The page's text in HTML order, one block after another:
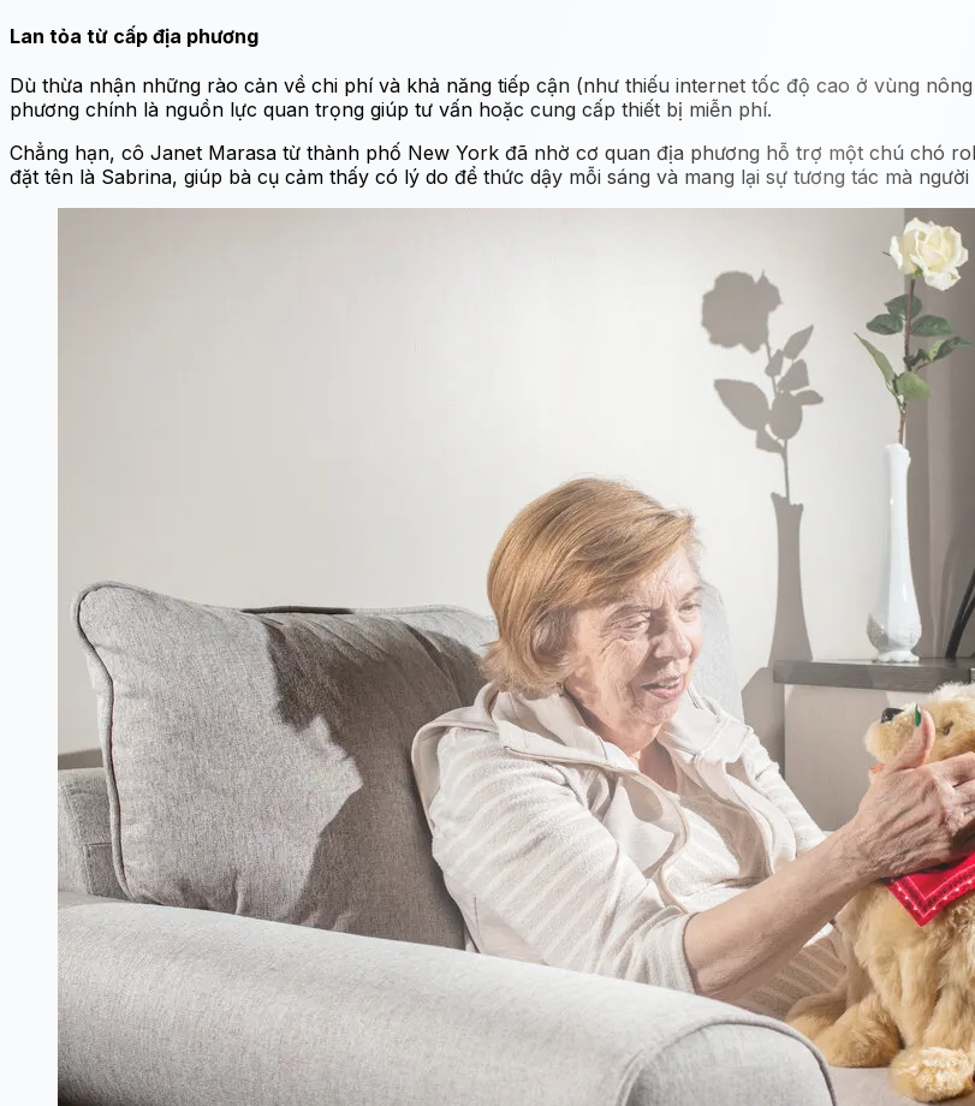
Lan tỏa từ cấp địa phương
Dù thừa nhận những rào cản về chi phí và khả năng tiếp cận (như thiếu internet tốc độ cao ở vùng
phương chính là nguồn lực quan trọng giúp tư vấn hoặc cung cấp thiết bị miễn phí.
Chẳng hạn, cô Janet Marasa từ thành phố New York đã nhờ cơ quan địa phương hỗ trợ một chú chó
đặt tên là Sabrina, giúp bà cụ cảm thấy có lý do để thức dậy mỗi sáng và mang lại sự tương tác mà